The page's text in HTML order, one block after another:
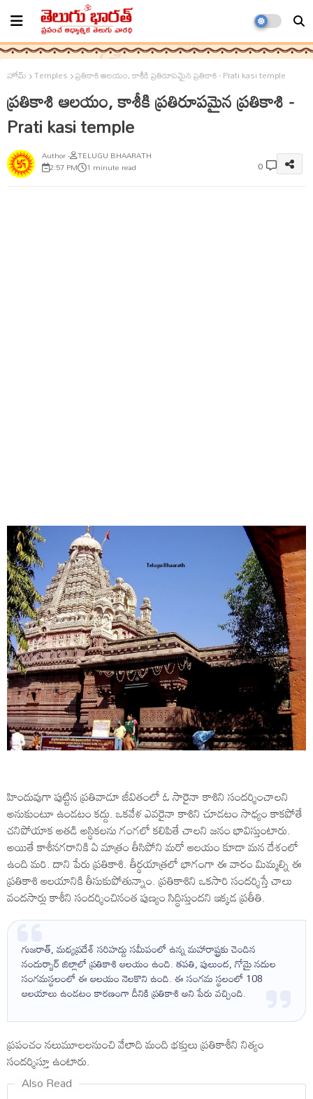
హోమ్ Temples ప్రతికాశి ఆలయం, కాశీకి ప్రతిరూపమైన ప్రతికాశి - Prati kasi temple
ప్రతికాశి ఆలయం, కాశీకి ప్రతిరూపమైన ప్రతికాశి -
Prati kasi temple
TELUGU BHAARATH
2:57 PM 1 minute read 0
హిందువుగా పుట్టిన ప్రతివాడూ జీవితంలో ఓ సారైనా కాశిని సందర్శించాలని
అనుకుంటూ ఉండటం కద్దు. ఒకవేళ ఎవరైనా కాశిని చూడటం సాధ్యం కాకపోతే
చనిపోయాక అతడి అస్థికలను గంగలో కలిపితే చాలని జనం భావిస్తుంటారు.
అయితే కాశీనగరానికి ఏ మాత్రం తీసిపోని మరో ఆలయం కూడా మన దేశంలో
ఉంది మరి. దాని పేరు ప్రతికాశి. తీర్థయాత్రలో భాగంగా ఈ వారం మిమ్మల్ని ఈ
ప్రతికాశి ఆలయానికి తీసుకుపోతున్నాం. ప్రతికాశిని ఒకసారి సందర్శిస్తే చాలు
వందసార్లు కాశీని సందర్శించినంత పుణ్యం సిద్ధిస్తుందని ఇక్కడ ప్రతీతి.
గుజరాత్, మధ్యప్రదేశ్ సరిహద్దు సమీపంలో ఉన్న మహారాష్ట్రకు చెందిన
నందుర్బార్ జిల్లాలో ప్రతికాశి ఆలయం ఉంది. తపతి, పులుంద, గోమై నదుల
సంగమస్థలంలో ఈ ఆలయం నెలకొని ఉంది. ఈ సంగమ స్థలంలో 108
ఆలయాలు ఉండటం కారణంగా దీనికి ప్రతికాశి అని పేరు వచ్చింది.
ప్రపంచం నలుమూలలనుంచి వేలాది మంది భక్తులు ప్రతికాశీని నిత్యం
సందర్శిస్తూ ఉంటారు.
Also Read